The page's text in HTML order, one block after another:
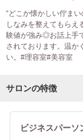
“どこか懐かしい佇ま
しなみを整えてもらえ
験値が強み◎お話上手
されております。温か
い。#理容室#美容室
サロンの特徴
ビジネスパーソ